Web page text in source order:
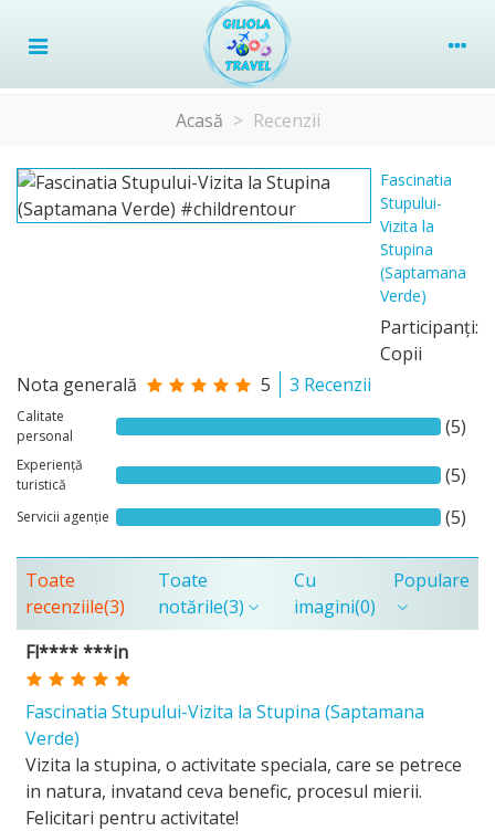
Acasă > Recenzii
Fascinatia
Stupului-
Vizita la
Stupina
(Saptamana
Verde)
Participanţi:
Copii
Nota generală
5 3 Recenzii
Calitate
personal
(5)
Experiență
turistică
(5)
Servicii agenție (5)
Toate
recenziile(3)
Toate
notările(3)
Cu
imagini(0)
Populare
Fl**** ***in
Fascinatia Stupului-Vizita la Stupina (Saptamana
Verde)
Vizita la stupina, o activitate speciala, care se petrece
in natura, invatand ceva benefic, procesul mierii.
Felicitari pentru activitate!